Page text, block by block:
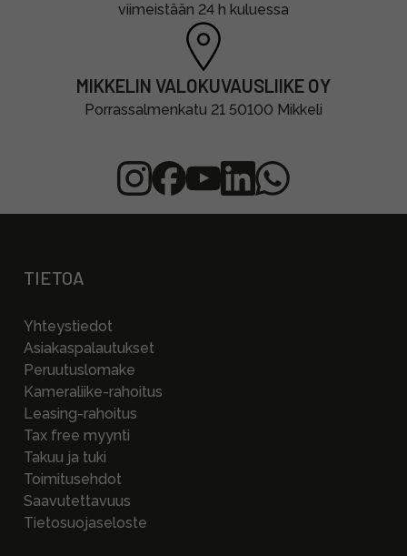
viimeistään 24 h kuluessa
MIKKELIN VALOKUVAUSLIIKE OY
Porrassalmenkatu 21 50100 Mikkeli
TIETOA
Yhteystiedot
Asiakaspalautukset
Peruutuslomake
Kameraliike-rahoitus
Leasing-rahoitus
Tax free myynti
Takuu ja tuki
Toimitusehdot
Saavutettavuus
Tietosuojaseloste